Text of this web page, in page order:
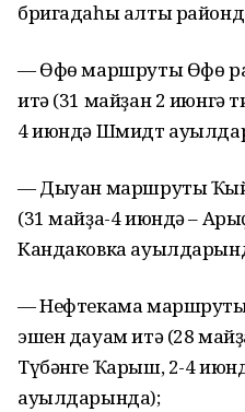
бригадаһы алты
— Өфө маршруты Өфө
итә (31 майҙан 2
4 июндә Шмидт
— Дыуан маршруты
(31 майҙа-4 июндә –
Кандаковка
— Нефтекама
эшен дауам итә (28
Түбәнге Ҡарыш, 2-4
ауылдарында);